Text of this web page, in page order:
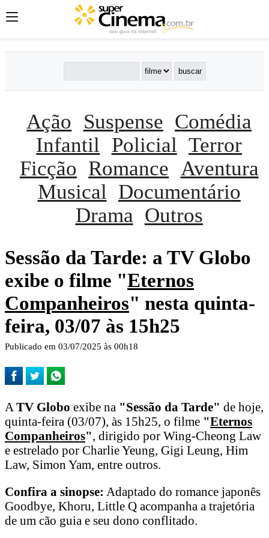
Ação Suspense Comédia
Infantil
Policial Terror
Ficção Romance Aventura
Musical
Documentário
Drama Outros
Sessão da Tarde: a TV Globo
exibe o filme "Eternos
Companheiros" nesta quinta-
feira, 03/07 às 15h25
Publicado em 03/07/2025 às 00h18
A TV Globo exibe na "Sessão da Tarde" de hoje,
quinta-feira (03/07), às 15h25, o filme "Eternos
Companheiros", dirigido por Wing-Cheong Law
e estrelado por Charlie Yeung, Gigi Leung, Him
Law, Simon Yam, entre outros.
Confira a sinopse: Adaptado do romance japonês
Goodbye, Khoru, Little Q acompanha a trajetória
de um cão guia e seu dono conflitado.